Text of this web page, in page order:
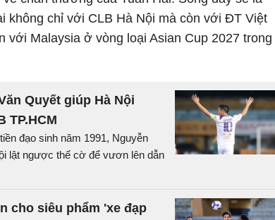
không chỉ với CLB Hà Nội mà còn với ĐT Việt
với Malaysia ở vòng loại Asian Cup 2027 trong
Quyết giúp Hà Nội
TP.HCM
đạo sinh năm 1991, Nguyễn
lật ngược thế cờ để vươn lên dẫn
cho siêu phẩm 'xe đạp